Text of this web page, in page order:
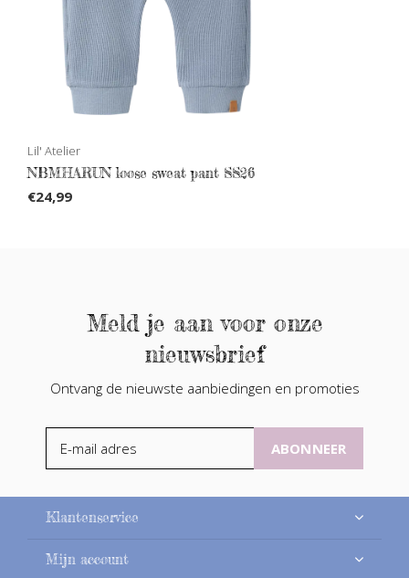
Lil' Atelier
NBMHARUN loose sweat pant SS26
€24,99
Meld je aan voor onze
nieuwsbrief
Ontvang de nieuwste aanbiedingen en promoties
ABONNEER
Klantenservice
Mijn account